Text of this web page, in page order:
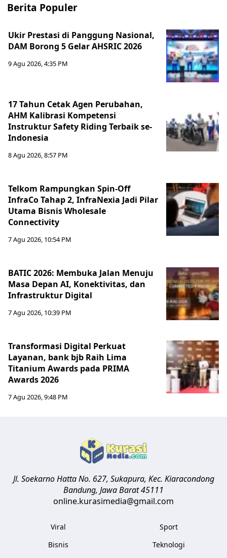
Berita Populer
Ukir Prestasi di Panggung Nasional,
DAM Borong 5 Gelar AHSRIC 2026
9 Agu 2026, 4:35 PM
17 Tahun Cetak Agen Perubahan,
AHM Kalibrasi Kompetensi
Instruktur Safety Riding Terbaik se-
Indonesia
8 Agu 2026, 8:57 PM
Telkom Rampungkan Spin-Off
InfraCo Tahap 2, InfraNexia Jadi Pilar
Utama Bisnis Wholesale
Connectivity
7 Agu 2026, 10:54 PM
BATIC 2026: Membuka Jalan Menuju
Masa Depan AI, Konektivitas, dan
Infrastruktur Digital
7 Agu 2026, 10:39 PM
Transformasi Digital Perkuat
Layanan, bank bjb Raih Lima
Titanium Awards pada PRIMA
Awards 2026
7 Agu 2026, 9:48 PM
Jl. Soekarno Hatta No. 627, Sukapura, Kec. Kiaracondong
Bandung, Jawa Barat45111
online.kurasimedia@gmail.com
Viral
Bisnis
Sport
Teknologi